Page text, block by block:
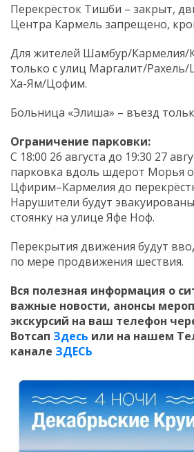
Перекрёсток Тишби – закрыт,
Центра Кармель запрещено,
Для жителей Шамбур/Кармелия/
только с улиц Маргалит/
Ха-Ям/Цофим.
Больница «Элиша» – въезд
Ограничение парковки:
С 18:00 26 августа до 19:30 27
парковка вдоль шдерот Морья
Цфирим–Кармелия до
Нарушители будут
стоянку на улице Яфе Ноф.
Перекрытия движения будут
по мере продвижения шествия.
Вся полезная информация о
важные новости, анонсы
экскурсий на ваш телефон
Вотсап Здесь или на нашем
канале ЗДЕСЬ